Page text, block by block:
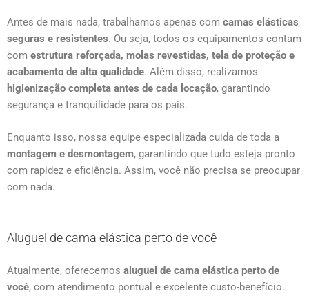
Antes de mais nada, trabalhamos apenas com camas elásticas
seguras e resistentes. Ou seja, todos os equipamentos contam
com estrutura reforçada, molas revestidas, tela de proteção e
acabamento de alta qualidade. Além disso, realizamos
higienização completa antes de cada locação, garantindo
segurança e tranquilidade para os pais.
Enquanto isso, nossa equipe especializada cuida de toda a
montagem e desmontagem, garantindo que tudo esteja pronto
com rapidez e eficiência. Assim, você não precisa se preocupar
com nada.
Aluguel de cama elástica perto de você
Atualmente, oferecemos aluguel de cama elástica perto de
você, com atendimento pontual e excelente custo-benefício.